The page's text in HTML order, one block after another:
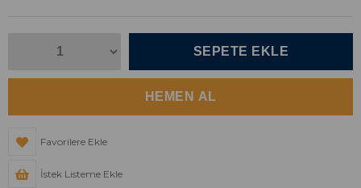
Favorilere Ekle
İstek Listeme Ekle